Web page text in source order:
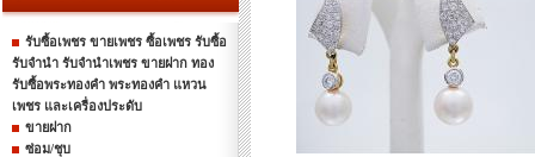
รับซื้อเพชร ขายเพชร ซื้อเพชร รับซื้อ
รับจำนำ รับจำนำเพชร ขายฝาก ทอง
รับซื้อพระทองคำ พระทองคำ แหวน
เพชร และเครื่องประดับ
ขายฝาก
ซ่อม/ชุบ